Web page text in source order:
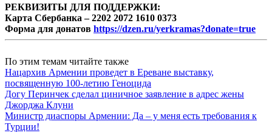
РЕКВИЗИТЫ ДЛЯ ПОДДЕРЖКИ:
Карта Сбербанка – 2202 2072 1610 0373
Форма для донатов https://dzen.ru/yerkramas?donate=true
По этим темам читайте также
Нацархив Армении проведет в Ереване выставку,
посвященную 100-летию Геноцида
Догу Перинчек сделал циничное заявление в адрес жены
Джорджа Клуни
Министр диаспоры Армении: Да – у меня есть требования к
Турции!